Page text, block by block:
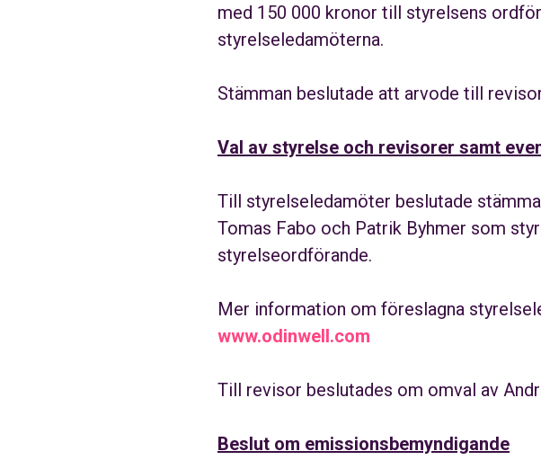
med 150 000 kronor till styrelsens
styrelseledamöterna.
Stämman beslutade att arvode till
Val av styrelse och revisorer samt
Till styrelseledamöter beslutade
Tomas Fabo och Patrik Byhmer som
styrelseordförande.
Mer information om föreslagna
www.odinwell.com
Till revisor beslutades om omval av
Beslut om emissionsbemyndigande